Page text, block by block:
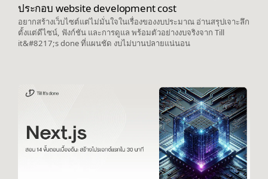
ประกอบ website development cost
อยากสร้างเว็บไซต์แต่ไม่มั่นใจในเรื่องของงบประมาณ อ่านสรุปเจาะลึก
ตั้งแต่ดีไซน์, ฟังก์ชัน และการดูแล พร้อมตัวอย่างงบจริงจาก Till
it&#8217;s done ที่แผนชัด งบไม่บานปลายแน่นอน